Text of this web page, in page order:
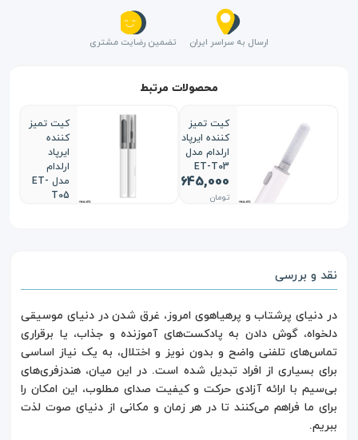
ارسال به سراسر ایران تضمین رضایت مشتری
محصولات مرتبط
کیت تمیز
کننده ایرپاد
ارلدام مدل
ET-T03
645,000
تومان
کیت تمیز
کننده
ایرپاد
ارلدام
مدل ET-
T05
نقد و بررسی
در دنیای پرشتاب و پرهیاهوی امروز، غرق شدن در دنیای موسیقی
دلخواه، گوش دادن به پادکست‌های آموزنده و جذاب، یا برقراری
تماس‌های تلفنی واضح و بدون نویز و اختلال، به یک نیاز اساسی
برای بسیاری از افراد تبدیل شده است. در این میان، هندزفری‌های
بی‌سیم با ارائه آزادی حرکت و کیفیت صدای مطلوب، این امکان را
برای ما فراهم می‌کنند تا در هر زمان و مکانی از دنیای صوت لذت
ببریم.